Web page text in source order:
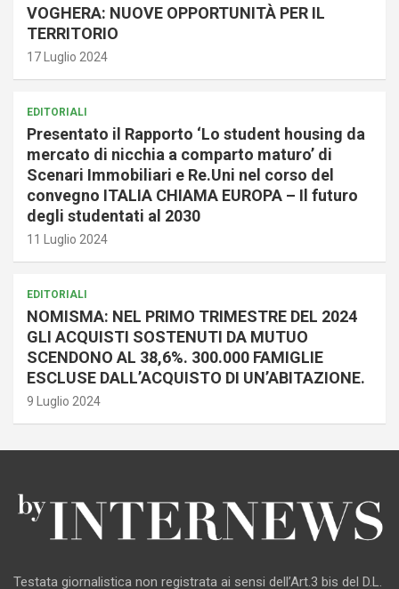
VOGHERA: NUOVE OPPORTUNITÀ PER IL
TERRITORIO
17 Luglio 2024
EDITORIALI
Presentato il Rapporto ‘Lo student housing da
mercato di nicchia a comparto maturo’ di
Scenari Immobiliari e Re.Uni nel corso del
convegno ITALIA CHIAMA EUROPA – Il futuro
degli studentati al 2030
11 Luglio 2024
EDITORIALI
NOMISMA: NEL PRIMO TRIMESTRE DEL 2024
GLI ACQUISTI SOSTENUTI DA MUTUO
SCENDONO AL 38,6%. 300.000 FAMIGLIE
ESCLUSE DALL’ACQUISTO DI UN’ABITAZIONE.
9 Luglio 2024
Testata giornalistica non registrata ai sensi dell’Art.3 bis del D.L.